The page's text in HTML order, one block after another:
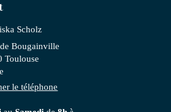
Scholz
Bougainville
Toulouse
le téléphone